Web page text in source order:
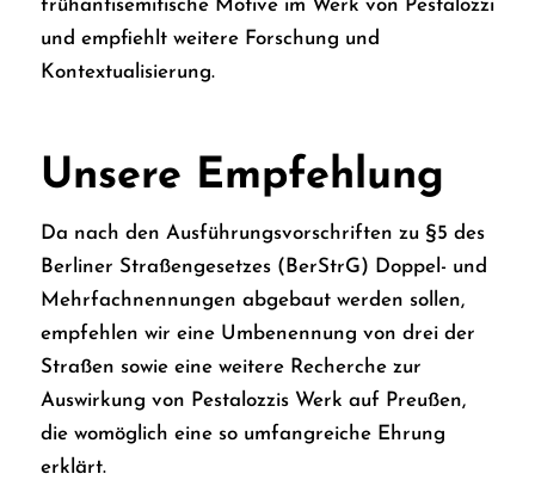
frühantisemitische Motive im Werk von Pestalozzi
und empfiehlt weitere Forschung und
Kontextualisierung.
Unsere Empfehlung
Da nach den Ausführungsvorschriften zu §5 des
Berliner Straßengesetzes (BerStrG) Doppel- und
Mehrfachnennungen abgebaut werden sollen,
empfehlen wir eine Umbenennung von drei der
Straßen sowie eine weitere Recherche zur
Auswirkung von Pestalozzis Werk auf Preußen,
die womöglich eine so umfangreiche Ehrung
erklärt.